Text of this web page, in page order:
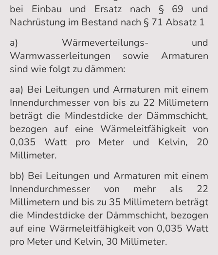
bei Einbau und Ersatz nach § 69 und
Nachrüstung im Bestand nach § 71 Absatz 1
a) Wärmeverteilungs- und
Warmwasserleitungen sowie Armaturen
sind wie folgt zu dämmen:
aa) Bei Leitungen und Armaturen mit einem
Innendurchmesser von bis zu 22 Millimetern
beträgt die Mindestdicke der Dämmschicht,
bezogen auf eine Wärmeleitfähigkeit von
0,035 Watt pro Meter und Kelvin, 20
Millimeter.
bb) Bei Leitungen und Armaturen mit einem
Innendurchmesser von mehr als 22
Millimetern und bis zu 35 Millimetern beträgt
die Mindestdicke der Dämmschicht, bezogen
auf eine Wärmeleitfähigkeit von 0,035 Watt
pro Meter und Kelvin, 30 Millimeter.